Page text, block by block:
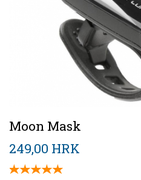
Moon Mask
249,00 HRK